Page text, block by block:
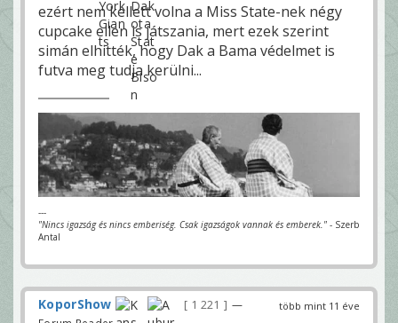
ezért nem kellett volna a Miss State-nek négy
cupcake ellen is játszania, mert ezek szerint
simán elhitték, hogy Dak a Bama védelmet is
futva meg tudja kerülni...
---
"Nincs igazság és nincs emberiség. Csak igazságok vannak és emberek." - Szerb
Antal
több mint 11 éve
KoporShow 1 221
—